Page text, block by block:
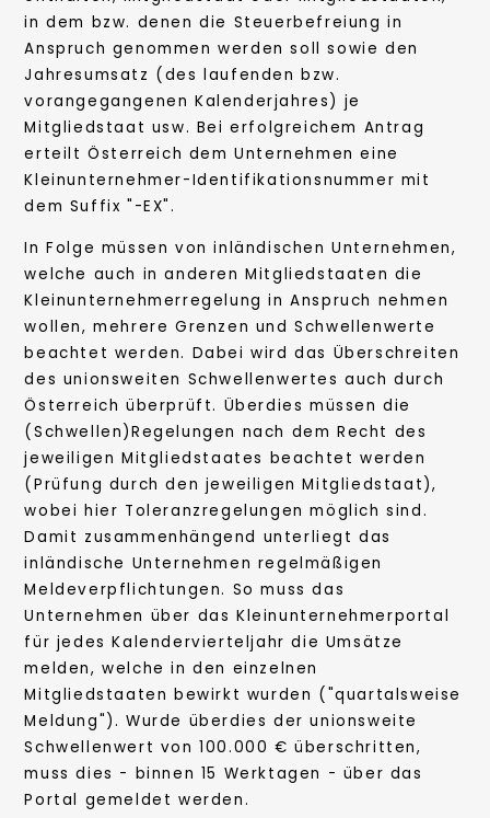
in dem bzw. denen die Steuerbefreiung in
Anspruch genommen werden soll sowie den
Jahresumsatz (des laufenden bzw.
vorangegangenen Kalenderjahres) je
Mitgliedstaat usw. Bei erfolgreichem Antrag
erteilt Österreich dem Unternehmen eine
Kleinunternehmer-Identifikationsnummer mit
dem Suffix "-EX".
In Folge müssen von inländischen Unternehmen,
welche auch in anderen Mitgliedstaaten die
Kleinunternehmerregelung in Anspruch nehmen
wollen, mehrere Grenzen und Schwellenwerte
beachtet werden. Dabei wird das Überschreiten
des unionsweiten Schwellenwertes auch durch
Österreich überprüft. Überdies müssen die
(Schwellen)Regelungen nach dem Recht des
jeweiligen Mitgliedstaates beachtet werden
(Prüfung durch den jeweiligen Mitgliedstaat),
wobei hier Toleranzregelungen möglich sind.
Damit zusammenhängend unterliegt das
inländische Unternehmen regelmäßigen
Meldeverpflichtungen. So muss das
Unternehmen über das Kleinunternehmerportal
für jedes Kalendervierteljahr die Umsätze
melden, welche in den einzelnen
Mitgliedstaaten bewirkt wurden ("quartalsweise
Meldung"). Wurde überdies der unionsweite
Schwellenwert von 100.000 € überschritten,
muss dies - binnen 15 Werktagen - über das
Portal gemeldet werden.